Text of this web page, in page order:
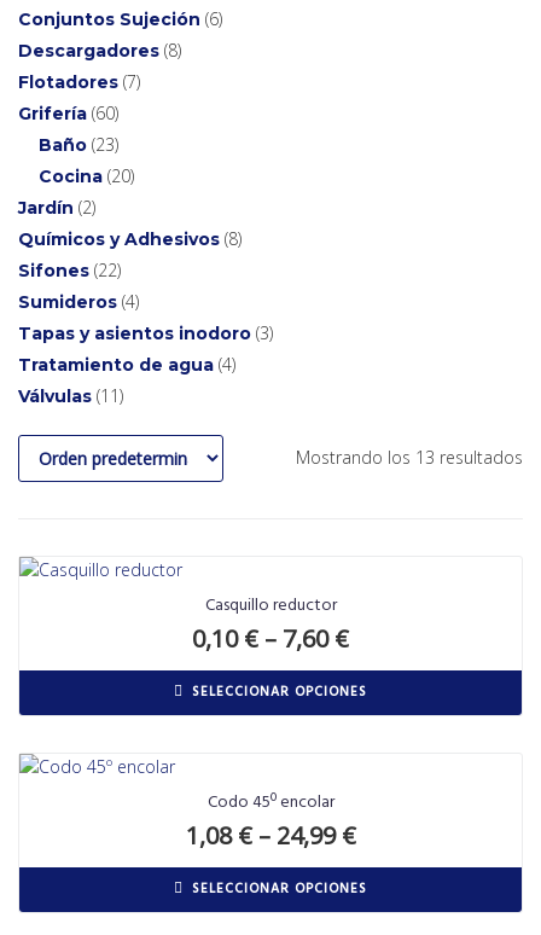
Mostrando los 13 resultados
Casquillo reductor
0,10€– 7,60€
SELECCIONAR OPCIONES
Codo 45º encolar
1,08€– 24,99€
SELECCIONAR OPCIONES
Conjuntos Sujeción 6
Descargadores 8
Flotadores 7
Grifería 60
Baño 23
Cocina 20
Jardín 2
Químicos y Adhesivos 8
Sifones 22
Sumideros 4
Tapas y asientos inodoro 3
Tratamiento de agua 4
Válvulas 11